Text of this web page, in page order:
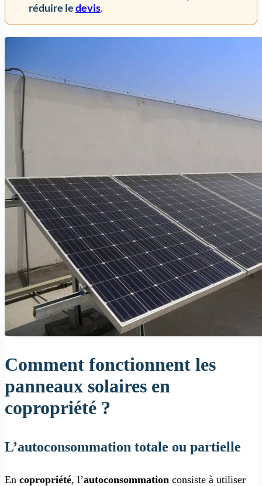
réduire ledevis.
Comment fonctionnent les
panneaux solaires en
copropriété ?
L’autoconsommation totale ou partielle
En copropriété, l’autoconsommation consiste à utiliser